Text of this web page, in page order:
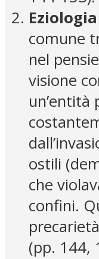
comune
nel
visione
un’entità
ostili
che
confini.
(pp. 144,